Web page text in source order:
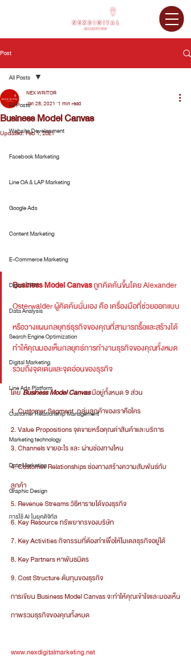
Post
All Posts
Website Development
Facebook Marketing
Line OA & LAP Marketing
Google Ads
Content Marketing
E-Commerce Marketing
Digital CRM
Data Analysis
Search Engine Optimization
Digital Marketing
Line Ads Platform
Customer Relationship Management
Marketing technology
Data Marketing
Graphic Design
การใช้ AI ในยุคดิจิทัล
All Posts
Business Model Canvas
NEX WRITOR
Jan 28, 2021 1 min read
Updated:Feb 1, 2021
Business Model Canvasถูกคิดค้นขึ้นโดย Alexander
Osterwalder ผู้คิดค้นนั่นเอง คือ เครื่องมือที่ช่วยออกแบบ
หรือวางแผนกลยุทธ์ธุรกิจของคุณที่สามารถรื้อและสร้างได้
ทำให้คุณมองเห็นกลยุทธ์การทำงานธุรกิจของคุณทั้งหมด
รวมถึงจุดเด่นและจุดอ่อนของธุรกิจ
โดย Business Model Canvas มีอยู่ทั้งหมด 9 ส่วน
1. Customer Segment  กลุ่มลูกค้าของเราคือใคร
2. Value Propositions จุดขายหรือคุณค่าสินค้าและบริการ
3. Channels ขายอะไร และ ผ่านช่องทางไหน
4. Customer Relationships ช่องทางสร้างความสัมพันธ์กับ
ลูกค้า
5. Revenue Streams วิธีหารายได้ของธุรกิจ
6. Key Resource ทรัพยากรของบริษัท
7. Key Activities กิจกรรมที่ต้องทำเพื่อให้โมเดลธุรกิจอยู่ได้
8. Key Partners หาพันธมิตร
9. Cost Structure ต้นทุนของธุรกิจ
การเขียน Business Model Canvas จะทำให้คุณเข้าใจและมองเห็น
ภาพรวมธุรกิจของคุณทั้งหมด
www.nexdigitalmarketing.net